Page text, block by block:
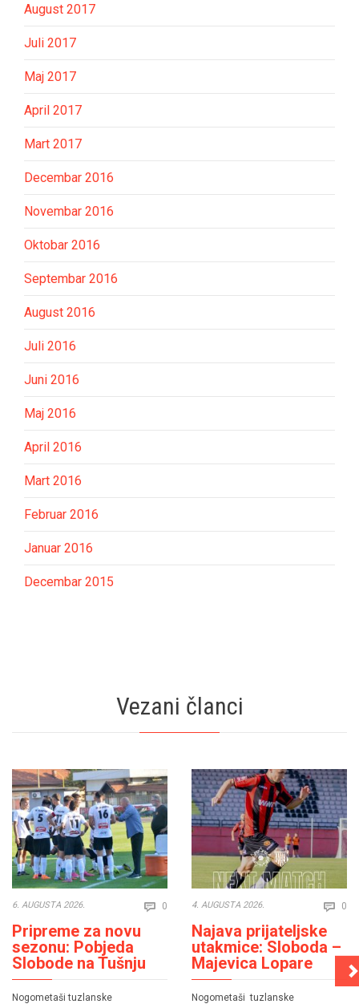
August 2017
Juli 2017
Maj 2017
April 2017
Mart 2017
Decembar 2016
Novembar 2016
Oktobar 2016
Septembar 2016
August 2016
Juli 2016
Juni 2016
Maj 2016
April 2016
Mart 2016
Februar 2016
Januar 2016
Decembar 2015
Vezani članci
6. AUGUSTA 2026.  0 Comments
Pripreme za novu
sezonu: Pobjeda
Slobode na Tušnju
Nogometaši tuzlanske
4. AUGUSTA 2026.  0
Najava prijateljske
utakmice: Sloboda –
Majevica Lopare
Nogometaši tuzlanske